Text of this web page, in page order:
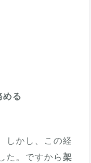
る
しかし、この経
た。ですから架